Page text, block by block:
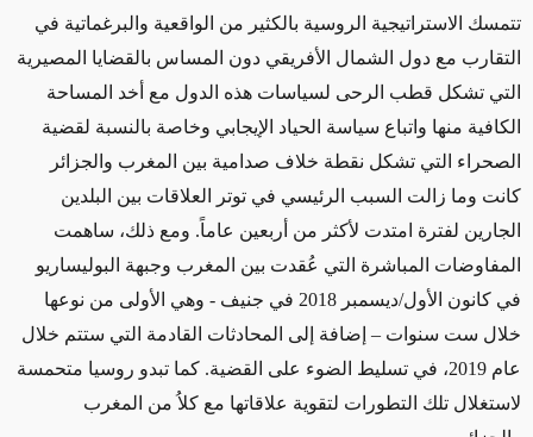
تتمسك الاستراتيجية الروسية بالكثير من الواقعية والبرغماتية في
التقارب مع دول الشمال الأفريقي دون المساس بالقضايا المصيرية
التي تشكل قطب الرحى لسياسات هذه الدول مع أخد المساحة
الكافية منها واتباع سياسة الحياد الإيجابي وخاصة بالنسبة لقضية
الصحراء التي تشكل نقطة خلاف صدامية بين المغرب والجزائر
كانت وما زالت السبب الرئيسي في توتر العلاقات بين البلدين
الجارين لفترة امتدت لأكثر من أربعين عاماً. ومع ذلك، ساهمت
المفاوضات المباشرة التي عُقدت بين المغرب وجبهة البوليساريو
في كانون الأول/ديسمبر 2018 في جنيف - وهي الأولى من نوعها
خلال ست سنوات – إضافة إلى المحادثات القادمة التي ستتم خلال
عام 2019، في تسليط الضوء على القضية. كما تبدو روسيا متحمسة
لاستغلال تلك التطورات لتقوية علاقاتها مع كلاُ من المغرب